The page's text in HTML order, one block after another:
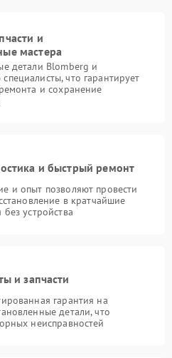
и
мастера
детали Blomberg и
что гарантирует
и сохранение
и быстрый ремонт
и опыт позволяют провести
в кратчайшие
устройства
и запчасти
гарантия на
детали, что
неисправностей